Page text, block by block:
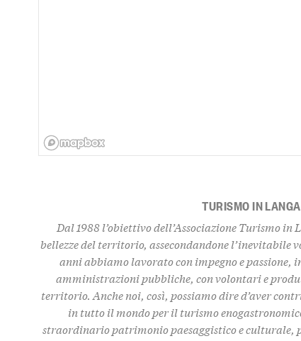
TURISMO IN LANGA
Dal 1988 l’obiettivo dell’Associazione Turismo in
bellezze del territorio, assecondandone l’inevitabile
anni abbiamo lavorato con impegno e passione,
amministrazioni pubbliche, con volontari e
territorio. Anche noi, così, possiamo dire d’aver
in tutto il mondo per il turismo
straordinariopatrimonio paesaggistico e culturale,